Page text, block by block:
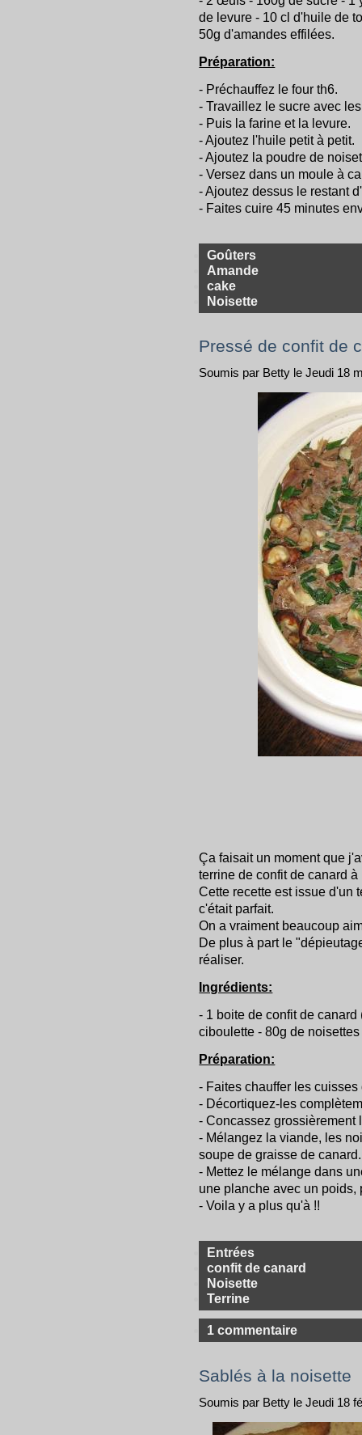
de levure - 10 cl d'huile de
50g d'amandes effilées.
Préparation:
- Préchauffez le four th6.
- Travaillez le sucre avec
- Puis la farine et la levure.
- Ajoutez l'huile petit à petit.
- Ajoutez la poudre de
- Versez dans un moule à
- Ajoutez dessus le restant
- Faites cuire 45 minutes
Goûters
Amande
cake
Noisette
Pressé de confit de
Soumis par Betty le Jeudi 18
Ça faisait un moment que
terrine de confit de canard
Cette recette est issue d'un
c'était parfait.
On a vraiment beaucoup
De plus à part le
réaliser.
Ingrédients:
- 1 boite de confit de
ciboulette - 80g de
Préparation:
- Faites chauffer les
- Décortiquez-les
- Concassez grossièrement
- Mélangez la viande, les
soupe de graisse de
- Mettez le mélange dans
une planche avec un poids,
- Voila y a plus qu'à !!
Entrées
confit de canard
Noisette
Terrine
1 commentaire
Sablés à la noisette
Soumis par Betty le Jeudi 18